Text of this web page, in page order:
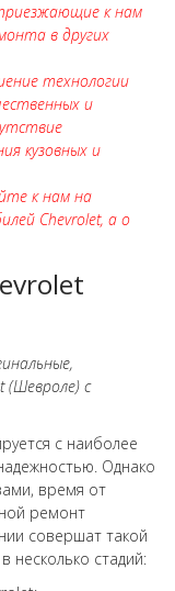
к нам
в других
технологии
и
кузовных и
к нам на
Chevrolet, а о
(Шевроле) с
с наиболее
Однако
время от
ремонт
совершат такой
несколько стадий: